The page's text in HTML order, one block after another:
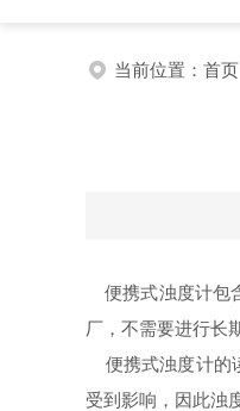
当前位置： 首页
便携式浊度计包
厂，不需要进行长
便携式浊度计的
受到影响，因此浊